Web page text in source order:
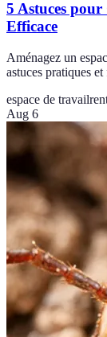
5 Astuces
Efficace
Aménagez un
astuces pratiques
espace de travail
Aug 6